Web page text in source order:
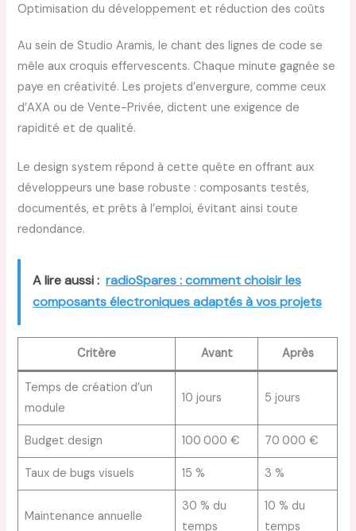
Optimisation du développement et réduction des coûts
Au sein de Studio Aramis, le chant des lignes de code se
mêle aux croquis effervescents. Chaque minute gagnée se
paye en créativité. Les projets d’envergure, comme ceux
d’AXA ou de Vente-Privée, dictent une exigence de
rapidité et de qualité.
Le design system répond à cette quête en offrant aux
développeurs une base robuste : composants testés,
documentés, et prêts à l’emploi, évitant ainsi toute
redondance.
A lire aussi : radioSpares : comment choisir les
composants électroniques adaptés à vos projets
Critère Avant Après
Temps de création d’un
module
10 jours 5 jours
Budget design 100 000 € 70 000 €
Taux de bugs visuels 15 % 3 %
Maintenance annuelle
30 % du
temps
10 % du
temps